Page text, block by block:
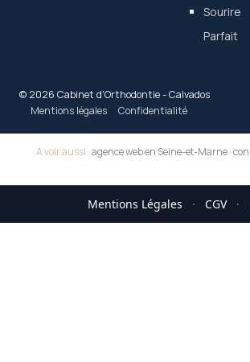
Sourire
Parfait
© 2026 Cabinet d'Orthodontie - Calvados
Mentions légales
Confidentialité
A voir aussi :agence web en Seine-et-Marne·
Mentions Légales · CGV ·